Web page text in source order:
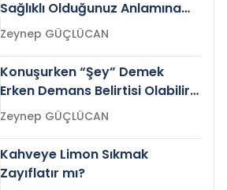
Sağlıklı Olduğunuz Anlamına
Gelir mi?Zeynep GÜÇLÜCAN
Konuşurken “Şey” Demek
Erken Demans Belirtisi Olabilir
mi?
Zeynep GÜÇLÜCAN
Kahveye Limon Sıkmak
Zayıflatır mı?